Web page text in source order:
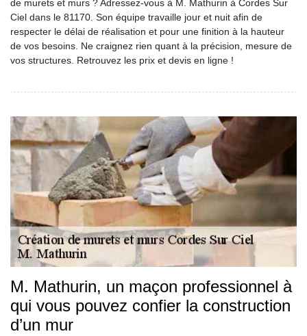
de murets et murs ? Adressez-vous à M. Mathurin à Cordes Sur
Ciel dans le 81170. Son équipe travaille jour et nuit afin de
respecter le délai de réalisation et pour une finition à la hauteur
de vos besoins. Ne craignez rien quant à la précision, mesure de
vos structures. Retrouvez les prix et devis en ligne !
M. Mathurin, un maçon professionnel à
qui vous pouvez confier la construction
d’un mur